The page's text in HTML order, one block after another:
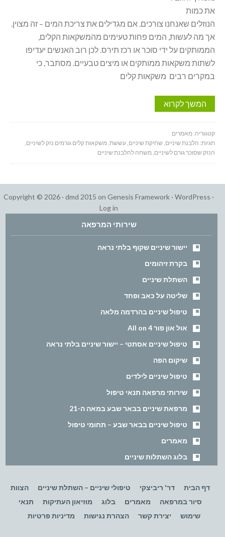
את כמות
הנוזלים שאנחנו צורכים. אם מגדילים את צריכת המים – זה מצוין.
אך מה לעשות, המים פחות טעימים מהמשקאות הקלים,
הממותקים על ידי סוכר או רכז תירס. לכן רוב האנשים יעדיפו
לשתות משקאות ממותקים או מיצים טבעיים. מסתבר, כי
במקרים רבים משקאות קלים
המשך לקרוא
קטגוריה: מאמרים
תגיות: הלבנת שיניים, שחיקת שיניים,עששת,משקאות קלים גורמים נזק לשיניים,
הנזק שסוכר גורם לשיניים,משחה להלבנת שיניים
Copyright © 2026 · dmd 2015 on Genesis Framework · WordPress ·
Log in
שירותי המרפאה
יישור שיניים שקוף בלתי נראה
בקרת זיהומים
השתלת שיניים
שליטה על כאב ופחד
טיפול שיניים בהרדמה מלאה
אול און פור All on 4
טיפול שיניים אסתטי – יישור שיניים בלתי נראה
שיקום הפה
טיפול שיניים לילדים
שירותי מרפאה תנאי טיפול
מרפאת שיניים בבאר שבע במאה ה-21
טיפול שיניים בבאר שבע – תחומי טיפול
מאמרים
בלוג השתלות שיניים
דף הבית דר' ריביצקי טיפולי שיניים – השתלת שיניים
הצוות
סיור במרפאה
מאמרים בלוג מוזיאון העתיקות
תנאי
שימוש
יצירת קשר הצהרת נגישות מדיניות פרטיות